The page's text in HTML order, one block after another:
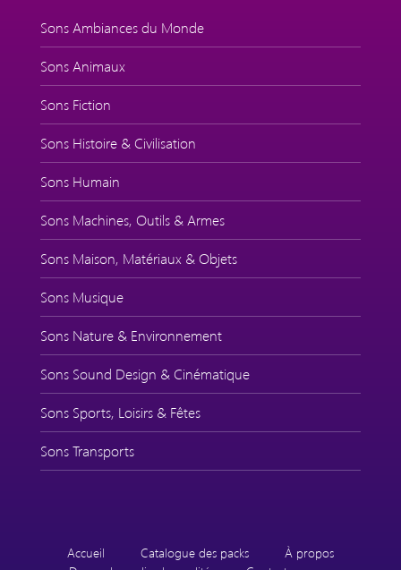
Sons Ambiances du Monde
Sons Animaux
Sons Fiction
Sons Histoire & Civilisation
Sons Humain
Sons Machines, Outils & Armes
Sons Maison, Matériaux & Objets
Sons Musique
Sons Nature & Environnement
Sons Sound Design & Cinématique
Sons Sports, Loisirs & Fêtes
Sons Transports
Accueil Catalogue des packs
À propos